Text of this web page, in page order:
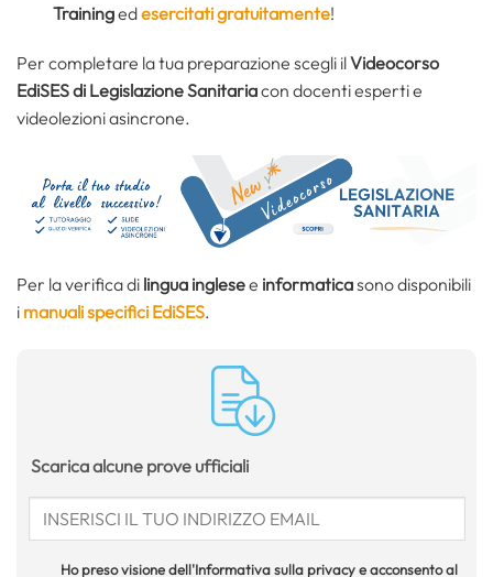
Trainingedesercitati gratuitamente!
Per completare la tua preparazione scegli ilVideocorso
EdiSES di Legislazione Sanitariacon docenti esperti e
videolezioni asincrone.
Per la verifica di lingua inglesee informaticasono disponibili
i manuali specifici EdiSES.
Scarica alcune prove ufficiali
Ho preso visione dell'Informativa sulla privacy e acconsento al